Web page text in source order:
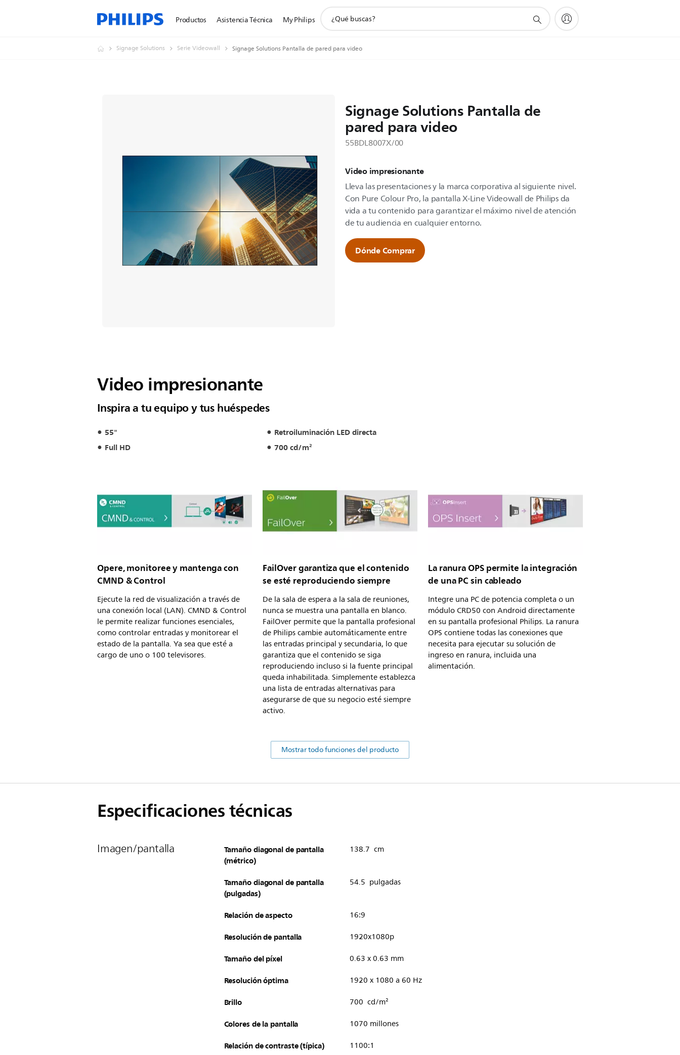
Productos Asistencia Técnica My Philips
de
búsqueda
Signage Solutions Serie Videowall Signage Solutions Pantalla de pared para video
Signage Solutions Pantalla de
pared para video
55BDL8007X/00
Video impresionante
Lleva las presentaciones y la marca corporativa al siguiente nivel.
Con Pure Colour Pro, la pantalla X-Line Videowall de Philips da
vida a tu contenido para garantizar el máximo nivel de atención
de tu audiencia en cualquier entorno.
Dónde Comprar
Video impresionante
Inspira a tu equipo y tus huéspedes
55"
Retroiluminación LED directa
Full HD
700 cd/m²
Opere, monitoree y mantenga con
CMND & Control
Ejecute la red de visualización a través de
una conexión local (LAN). CMND & Control
le permite realizar funciones esenciales,
como controlar entradas y monitorear el
estado de la pantalla. Ya sea que esté a
cargo de uno o 100 televisores.
FailOver garantiza que el contenido
se esté reproduciendo siempre
De la sala de espera a la sala de reuniones,
nunca se muestra una pantalla en blanco.
FailOver permite que la pantalla profesional
de Philips cambie automáticamente entre
las entradas principal y secundaria, lo que
garantiza que el contenido se siga
reproduciendo incluso si la fuente principal
queda inhabilitada. Simplemente establezca
una lista de entradas alternativas para
asegurarse de que su negocio esté siempre
activo.
La ranura OPS permite la integración
de una PC sin cableado
Integre una PC de potencia completa o un
módulo CRD50 con Android directamente
en su pantalla profesional Philips. La ranura
OPS contiene todas las conexiones que
necesita para ejecutar su solución de
ingreso en ranura, incluida una
alimentación.
Mostrar todo funciones del producto
Especificaciones técnicas
Imagen/pantalla
Tamaño diagonal de pantalla
(métrico)
138.7 cm
Tamaño diagonal de pantalla
(pulgadas)
54.5 pulgadas
Relación de aspecto 16:9
Resolución de pantalla 1920x1080p
Tamaño del píxel 0.63 x 0.63 mm
Resolución óptima 1920 x 1080 a 60 Hz
Brillo 700 cd/m²
Colores de la pantalla 1070 millones
Relación de contraste (típica) 1100:1